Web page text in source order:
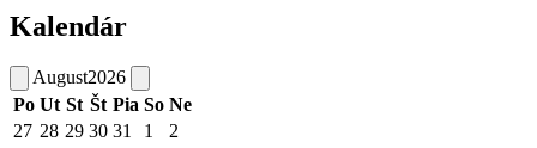
Kalendár
August2026
Po Ut St Št Pia So Ne
27 28 29 30 31 1
2